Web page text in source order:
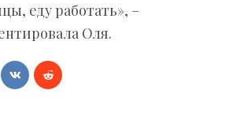
еду работать», –
Оля.